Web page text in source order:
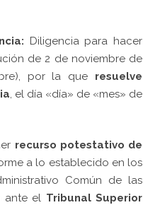
Diligencia para hacer
de 2 de noviembre de
por la que resuelve
, el día «día» de «mes» de
recurso potestativo de
a lo establecido en los
Común de las
ante el Tribunal Superior